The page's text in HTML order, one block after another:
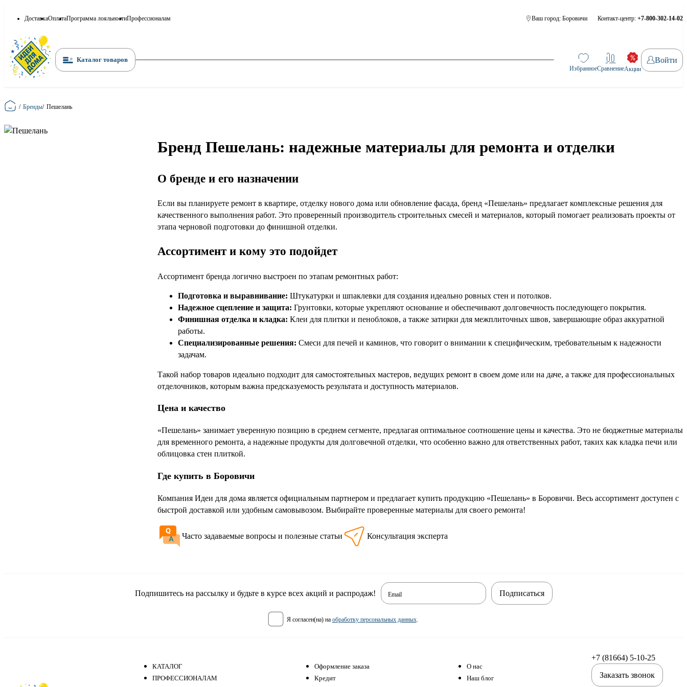
ДоставкаОплатаПрограмма лояльностиПрофессионалам Ваш город: Боровичи Контакт-центр: +7-800-302-14-02
Каталог товаров
ИзбранноеСравнениеАкции
Войти
Главная
/ Бренды/ Пешелань
Бренд Пешелань: надежные материалы для ремонта и отделки
О бренде и его назначении
Если вы планируете ремонт в квартире, отделку нового дома или обновление фасада, бренд «Пешелань» предлагает комплексные решения для
качественного выполнения работ. Это проверенный производитель строительных смесей и материалов, который помогает реализовать проекты от
этапа черновой подготовки до финишной отделки.
Ассортимент и кому это подойдет
Ассортимент бренда логично выстроен по этапам ремонтных работ:
Подготовка и выравнивание: Штукатурки и шпаклевки для создания идеально ровных стен и потолков.
Надежное сцепление и защита: Грунтовки, которые укрепляют основание и обеспечивают долговечность последующего покрытия.
Финишная отделка и кладка: Клеи для плитки и пеноблоков, а также затирки для межплиточных швов, завершающие образ аккуратной
работы.
Специализированные решения: Смеси для печей и каминов, что говорит о внимании к специфическим, требовательным к надежности
задачам.
Такой набор товаров идеально подходит для самостоятельных мастеров, ведущих ремонт в своем доме или на даче, а также для профессиональных
отделочников, которым важна предсказуемость результата и доступность материалов.
Цена и качество
«Пешелань» занимает уверенную позицию в среднем сегменте, предлагая оптимальное соотношение цены и качества. Это не бюджетные материалы
для временного ремонта, а надежные продукты для долговечной отделки, что особенно важно для ответственных работ, таких как кладка печи или
облицовка стен плиткой.
Где купить в Боровичи
Компания Идеи для дома является официальным партнером и предлагает купить продукцию «Пешелань» в Боровичи. Весь ассортимент доступен с
быстрой доставкой или удобным самовывозом. Выбирайте проверенные материалы для своего ремонта!
Часто задаваемые вопросы и полезные статьи Консультация эксперта
Подпишитесь на рассылку и будьте в курсе всех акций и распродаж! Email
я согласен(на) на обработку персональных данных.
Подписаться
КАТАЛОГ
ПРОФЕССИОНАЛАМ
Оформление заказа
Кредит
О нас
Наш блог
+7 (81664) 5-10-25
Заказать звонок